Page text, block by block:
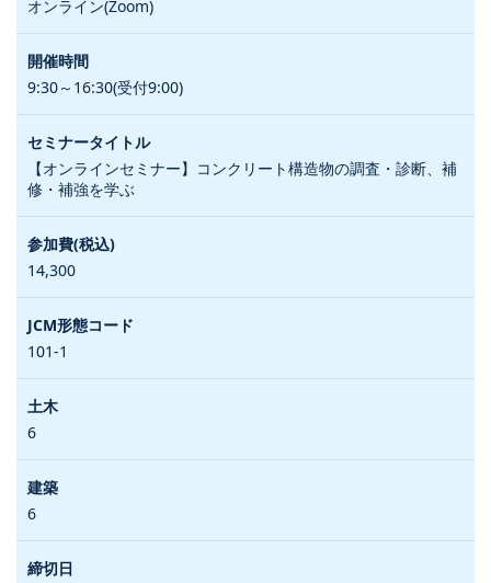
オンライン(Zoom)
9:30～16:30(受付9:00)
【オンラインセミナー】コンクリート構造物の調査・診断、補
修・補強を学ぶ
14,300
101-1
6
6